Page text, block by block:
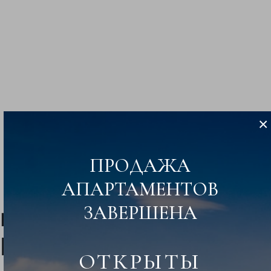
ЭКСКУРСИЯ
планировкиSports
Residence
ПРОДАЖА
АПАРТАМЕНТОВ
ЗАВЕРШЕНА
ОТКРЫТЫ
×